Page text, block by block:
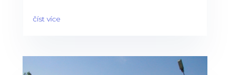
číst více